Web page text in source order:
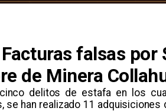
falsas por
de Minera
delitos de estafa en los
se han realizado 11